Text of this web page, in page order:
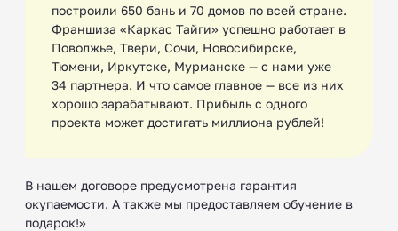
построили 650 бань и 70 домов по всей стране.
Франшиза «Каркас Тайги» успешно работает в
Поволжье, Твери, Сочи, Новосибирске,
Тюмени, Иркутске, Мурманске — с нами уже
34 партнера. И что самое главное — все из них
хорошо зарабатывают. Прибыль с одного
проекта может достигать миллиона рублей!
В нашем договоре предусмотрена гарантия
окупаемости. А также мы предоставляем обучение в
подарок!»